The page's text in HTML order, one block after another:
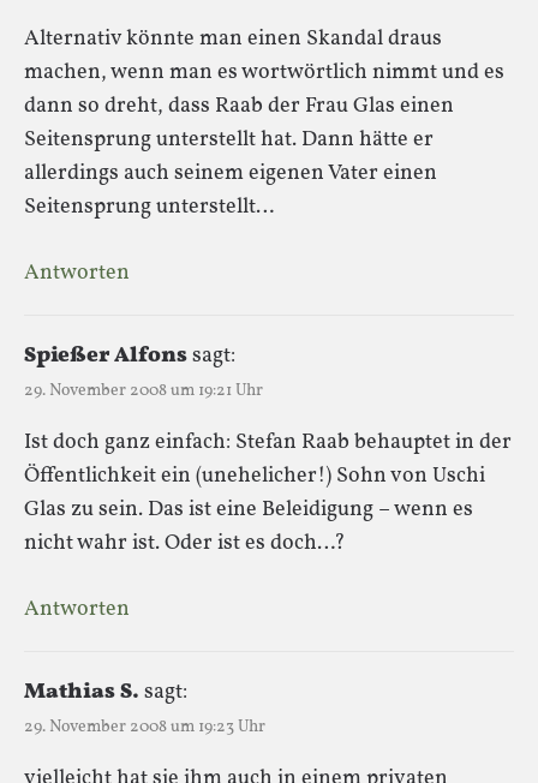
Alternativ könnte man einen Skandal draus
machen, wenn man es wortwörtlich nimmt und es
dann so dreht, dass Raab der Frau Glas einen
Seitensprung unterstellt hat. Dann hätte er
allerdings auch seinem eigenen Vater einen
Seitensprung unterstellt…
Antworten
Spießer Alfonssagt:
29. November 2008 um 19:21 Uhr
Ist doch ganz einfach: Stefan Raab behauptet in der
Öffentlichkeit ein (unehelicher!) Sohn von Uschi
Glas zu sein. Das ist eine Beleidigung – wenn es
nicht wahr ist. Oder ist es doch…?
Antworten
Mathias S. sagt:
29. November 2008 um 19:23 Uhr